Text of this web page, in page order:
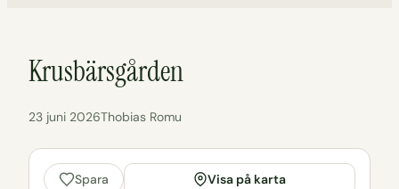
Krusbärsgården
23 juni 2026Thobias Romu
Spara Visa på karta